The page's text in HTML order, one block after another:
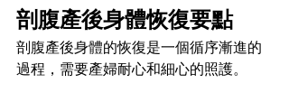
剖腹產後身體恢復要點
剖腹產後身體的恢復是一個循序漸進的
過程，需要產婦耐心和細心的照護。